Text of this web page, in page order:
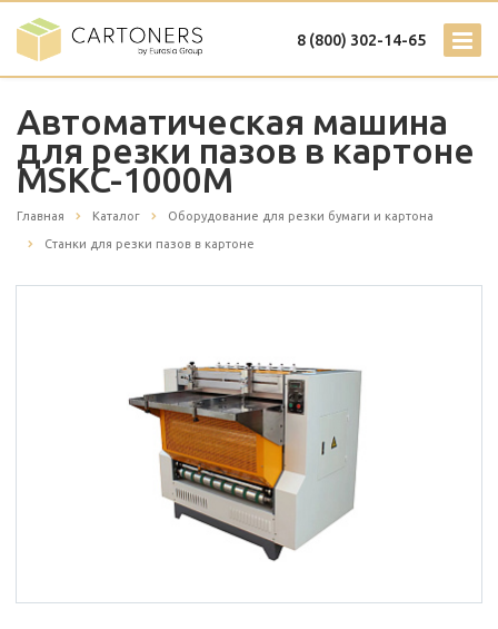
8 (800) 302-14-65
Автоматическая машина
для резки пазов в картоне
MSKC-1000M
Главная Каталог Оборудование для резки бумаги и картона
Станки для резки пазов в картоне